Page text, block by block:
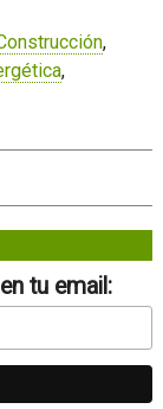
,
,
tu email: